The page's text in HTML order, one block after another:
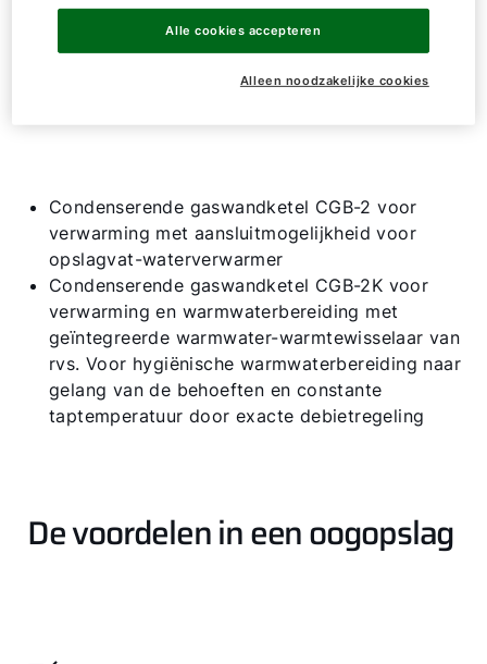
CGB2 (K)
Toon alle
Condenserende gaswandketel CGB-2 voor
verwarming met aansluitmogelijkheid voor
opslagvat-waterverwarmer
Condenserende gaswandketel CGB-2K voor
verwarming en warmwaterbereiding met
geïntegreerde warmwater-warmtewisselaar van
rvs. Voor hygiënische warmwaterbereiding naar
gelang van de behoeften en constante
taptemperatuur door exacte debietregeling
De voordelen in een oogopslag
Alleen noodzakelijke cookies
Alle cookies accepteren